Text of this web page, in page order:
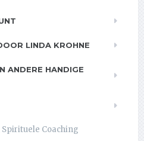
LINDA KROHNE
ANDERE HANDIGE
Coaching